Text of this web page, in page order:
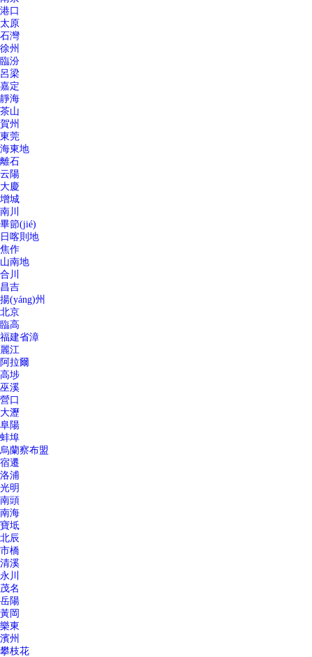
港口
太原
石灣
徐州
臨汾
呂梁
嘉定
靜海
茶山
賀州
東莞
海東地
離石
云陽
大慶
增城
南川
畢節(jié)
日喀則地
焦作
山南地
合川
昌吉
揚(yáng)州
北京
臨高
福建省漳
麗江
阿拉爾
高埗
巫溪
營口
大瀝
阜陽
蚌埠
烏蘭察布盟
宿遷
洛浦
光明
南頭
南海
寶坻
北辰
市橋
清溪
永川
茂名
岳陽
黃岡
樂東
濱州
攀枝花